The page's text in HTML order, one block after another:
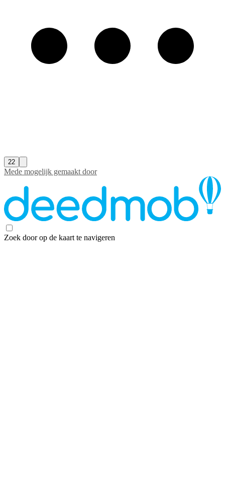
22
Mede mogelijk gemaakt door
Zoek door op de kaart te navigeren